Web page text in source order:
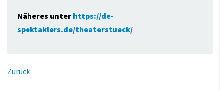
Näheres unterhttps://de-
spektaklers.de/theaterstueck/
Zurück